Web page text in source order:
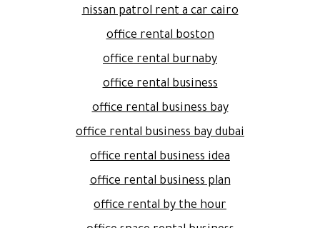
nissan patrol rent a car cairo
office rental boston
office rental burnaby
office rental business
office rental business bay
office rental business bay dubai
office rental business idea
office rental business plan
office rental by the hour